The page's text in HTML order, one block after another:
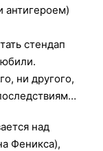
антигероем)
стендап
ни другого,
над
Феникса),